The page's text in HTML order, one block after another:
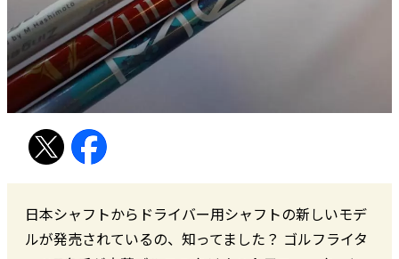
日本シャフトからドライバー用シャフトの新しいモデ
ルが発売されているの、知ってました？ ゴルフライタ